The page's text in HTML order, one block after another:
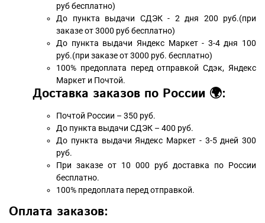
руб бесплатно)
До пункта выдачи СДЭК - 2 дня 200 руб.(при
заказе от 3000 руб бесплатно)
До пункта выдачи Яндекс Маркет - 3-4 дня 100
руб.(при заказе от 3000 руб. бесплатно)
100% предоплата перед отправкой Сдэк, Яндекс
Маркет и Почтой.
Доставка заказов по России 🌍:
Почтой России – 350 руб.
До пункта выдачи СДЭК – 400 руб.
До пункта выдачи Яндекс Маркет - 3-5 дней 300
руб.
При заказе от 10 000 руб доставка по России
бесплатно.
100% предоплата перед отправкой.
Оплата заказов: